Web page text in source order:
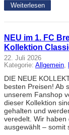
Weiterlesen
NEU im 1. FC
Kollektion
22. Juli 2026
Kategorie: Allgemein,
DIE NEUE
besten Preisen! Ab
unserem Fanshop
dieser Kollektion
gehalten und
veredelt. Wir
ausgewählt – somit